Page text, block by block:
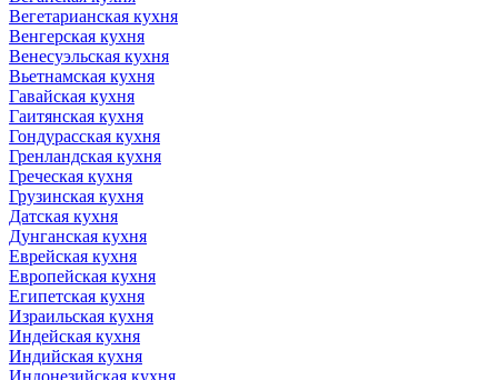
Вегетарианская кухня
Венгерская кухня
Венесуэльская кухня
Вьетнамская кухня
Гавайская кухня
Гаитянская кухня
Гондурасская кухня
Гренландская кухня
Греческая кухня
Грузинская кухня
Датская кухня
Дунганская кухня
Еврейская кухня
Европейская кухня
Египетская кухня
Израильская кухня
Индейская кухня
Индийская кухня
Индонезийская кухня